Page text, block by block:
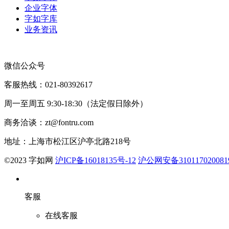
企业字体
字如字库
业务资讯
微信公众号
客服热线：021-80392617
周一至周五 9:30-18:30（法定假日除外）
商务洽谈：zt@fontru.com
地址：上海市松江区沪亭北路218号
©️2023 字如网 沪ICP备16018135号-12 沪公网安备
客服
在线客服